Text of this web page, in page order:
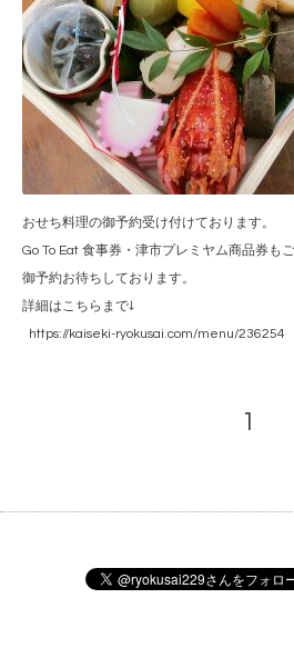
おせち料理の御予約受け付けております。
Go To Eat 食事券・津市プレミヤム商品券も
御予約お待ちしております。
詳細はこちらまで↓
https://kaiseki-ryokusai.com/menu/236254
1